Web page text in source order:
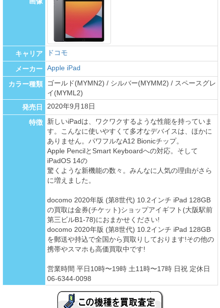
キャリア ドコモ
メーカー Apple iPad
カラー種類
ゴールド(MYMN2) / シルバー(MYMM2) / スペースグレ
イ(MYML2)
発売日
2020年9月18日
特徴
新しいiPadは、ワクワクするような性能を持っていま
す。こんなに使いやすくて多才なデバイスは、ほかに
ありません。パワフルなA12 Bionicチップ。
Apple PencilとSmart Keyboardへの対応。そして
iPadOS 14の
驚くような新機能の数々。みんなに人気の理由がさら
に増えました。
docomo 2020年版 (第8世代) 10.2インチ iPad 128GB
の買取は金券(チケット)ショップアイギフト(大阪駅前
第三ビルB1-78)におまかせください!
docomo 2020年版 (第8世代) 10.2インチ iPad 128GB
を郵送や持込で全国から買取りしております!その他の
携帯やスマホも高価買取中です!
営業時間 平日10時〜19時 土11時〜17時 日祝 定休日
06-6344-0098